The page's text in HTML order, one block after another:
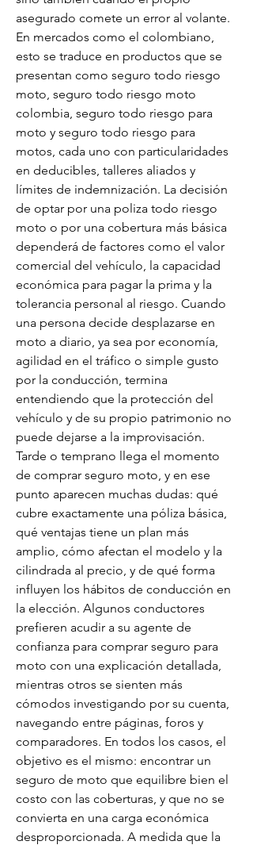
asegurado comete un error al volante.
En mercados como el colombiano,
esto se traduce en productos que se
presentan como seguro todo riesgo
moto, seguro todo riesgo moto
colombia, seguro todo riesgo para
moto y seguro todo riesgo para
motos, cada uno con particularidades
en deducibles, talleres aliados y
límites de indemnización. La decisión
de optar por una poliza todo riesgo
moto o por una cobertura más básica
dependerá de factores como el valor
comercial del vehículo, la capacidad
económica para pagar la prima y la
tolerancia personal al riesgo. Cuando
una persona decide desplazarse en
moto a diario, ya sea por economía,
agilidad en el tráfico o simple gusto
por la conducción, termina
entendiendo que la protección del
vehículo y de su propio patrimonio no
puede dejarse a la improvisación.
Tarde o temprano llega el momento
de comprar seguro moto, y en ese
punto aparecen muchas dudas: qué
cubre exactamente una póliza básica,
qué ventajas tiene un plan más
amplio, cómo afectan el modelo y la
cilindrada al precio, y de qué forma
influyen los hábitos de conducción en
la elección. Algunos conductores
prefieren acudir a su agente de
confianza para comprar seguro para
moto con una explicación detallada,
mientras otros se sienten más
cómodos investigando por su cuenta,
navegando entre páginas, foros y
comparadores. En todos los casos, el
objetivo es el mismo: encontrar un
seguro de moto que equilibre bien el
costo con las coberturas, y que no se
convierta en una carga económica
desproporcionada. A medida que la